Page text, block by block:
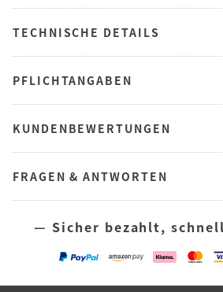
TECHNISCHE DETAILS
PFLICHTANGABEN
KUNDENBEWERTUNGEN
FRAGEN & ANTWORTEN
— Sicher bezahlt,